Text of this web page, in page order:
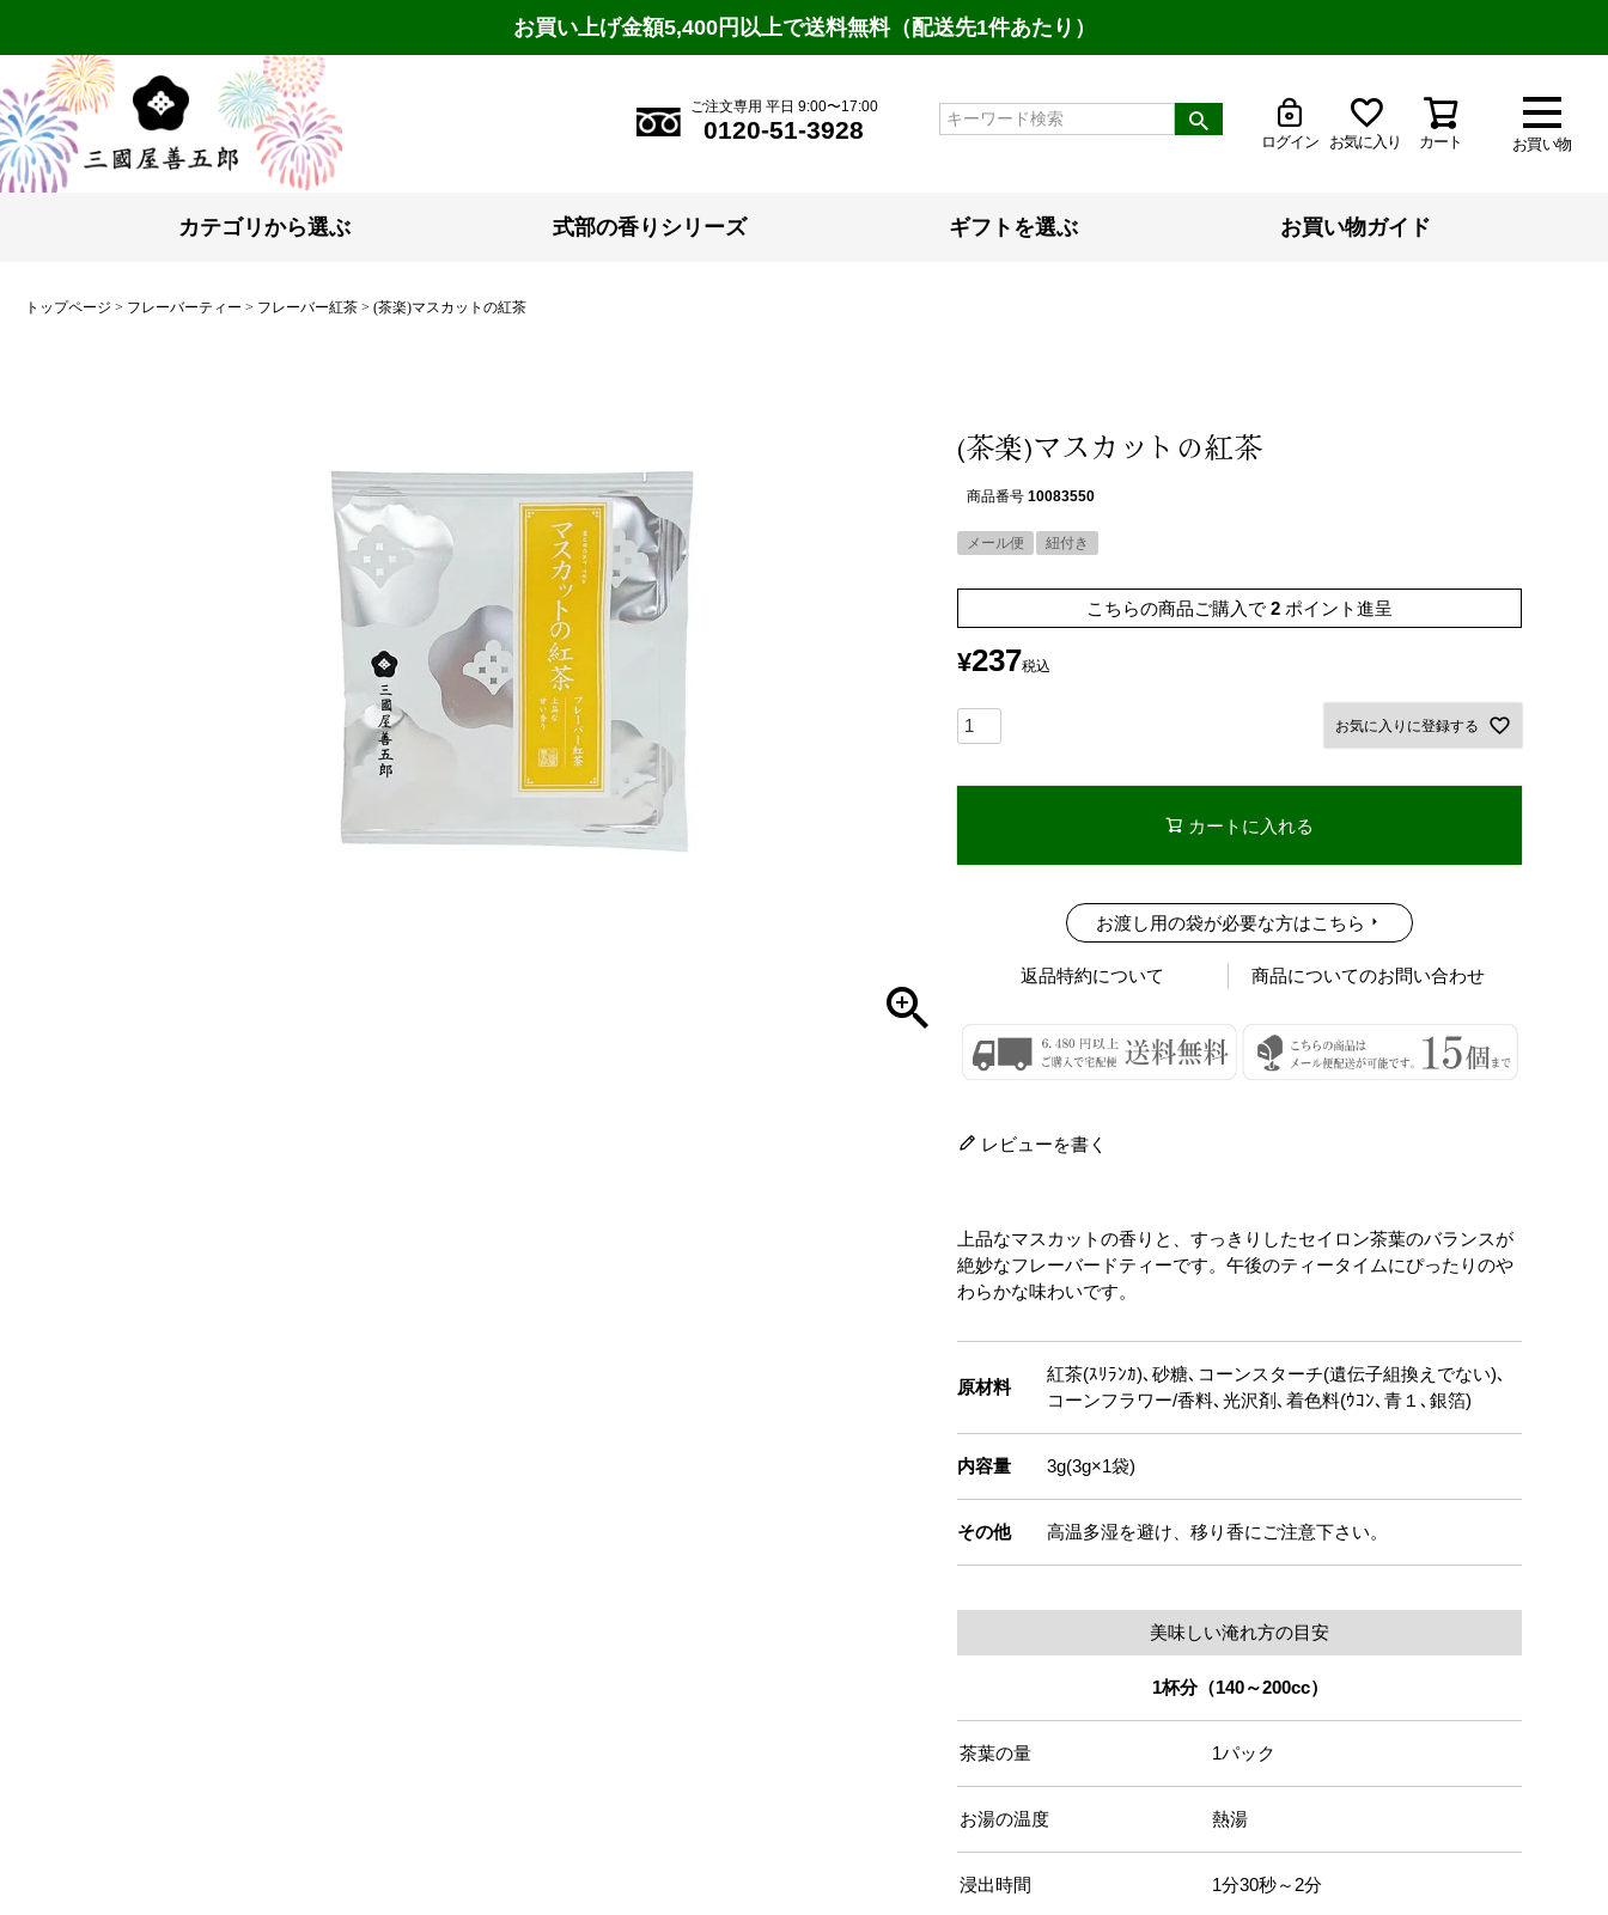
お買い上げ金額5,400円以上で送料無料（配送先1件あたり）
お買い物
ご注文専用 平日 9:00〜17:00
0120-51-3928 ログイン お気に入り カート
カテゴリから選ぶ 式部の香りシリーズ ギフトを選ぶ お買い物ガイド
トップページ フレーバーティー フレーバー紅茶 (茶楽)マスカットの紅茶
(茶楽)マスカットの紅茶
商品番号 10083550
メール便 紐付き
こちらの商品ご購入で 2 ポイント進呈
¥237税込
お気に入りに登録する
カートに入れる
お渡し用の袋が必要な方はこちら
返品特約について 商品についてのお問い合わせ
レビューを書く
上品なマスカットの香りと、すっきりしたセイロン茶葉のバランスが
絶妙なフレーバードティーです。午後のティータイムにぴったりのや
わらかな味わいです。
原材料
紅茶(ｽﾘﾗﾝｶ)､砂糖､コーンスターチ(遺伝子組換えでない)､
コーンフラワー/香料､光沢剤､着色料(ｳｺﾝ､青１､銀箔)
内容量 3g(3g×1袋)
その他 高温多湿を避け、移り香にご注意下さい。
美味しい淹れ方の目安
1杯分（140～200cc）
茶葉の量 1パック
お湯の温度 熱湯
浸出時間 1分30秒～2分